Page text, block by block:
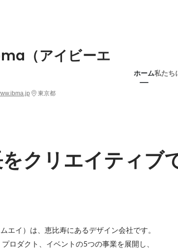
（アイビーエ
東京都
ホーム私たち
クリエイティブ
エイ）は、恵比寿にあるデザイン会社です。
ロダクト、イベントの5つの事業を展開し、